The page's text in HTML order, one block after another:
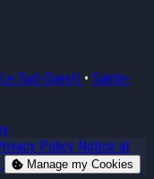
Sud-Ouest) • Sainte-
Policy Notice at
Manage my Cookies